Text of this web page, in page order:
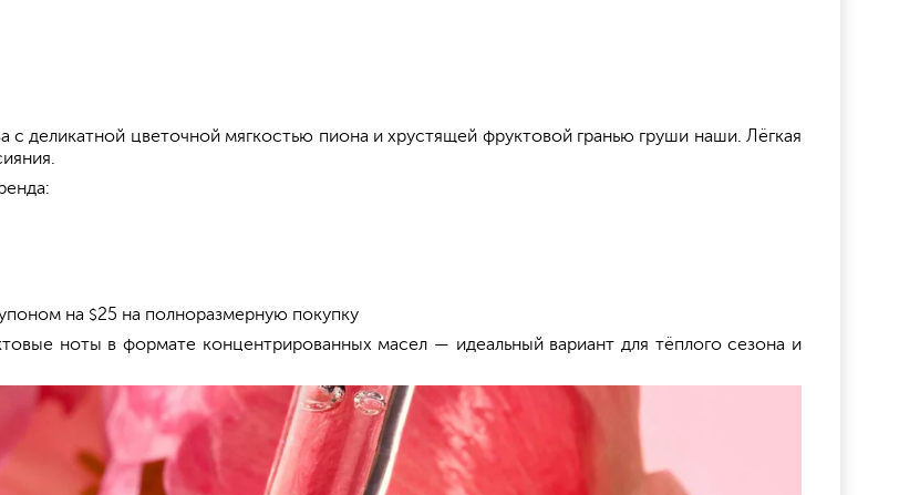
деликатной цветочной мягкостью пиона и хрустящей фруктовой гранью груши наши. Лёгкая
на $25 на полноразмерную покупку
ноты в формате концентрированных масел — идеальный вариант для тёплого сезона и